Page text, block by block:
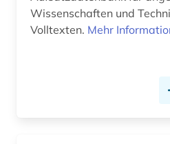
finanzwirtschaft (1)
Wissenschaften und
Volltexten. Mehr